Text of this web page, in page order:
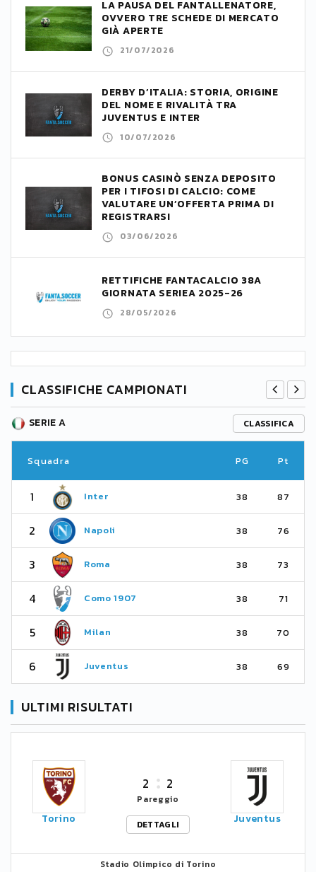
LA PAUSA DEL FANTALLENATORE,
OVVERO TRE SCHEDE DI MERCATO
GIÀ APERTE
21/07/2026
DERBY D’ITALIA: STORIA, ORIGINE
DEL NOME E RIVALITÀ TRA
JUVENTUS E INTER
10/07/2026
BONUS CASINÒ SENZA DEPOSITO
PER I TIFOSI DI CALCIO: COME
VALUTARE UN’OFFERTA PRIMA DI
REGISTRARSI
03/06/2026
RETTIFICHE FANTACALCIO 38A
GIORNATA SERIEA 2025-26
28/05/2026
CLASSIFICHE CAMPIONATI
SERIE A CLASSIFICA
Squadra PG Pt
1 Inter 38 87
2 Napoli 38 76
3 Roma 38 73
4 Como 1907 38 71
5 Milan 38 70
6 Juventus 38 69
ULTIMI RISULTATI
Torino
2 2
Pareggio
DETTAGLI
Juventus
Stadio Olimpico di Torino